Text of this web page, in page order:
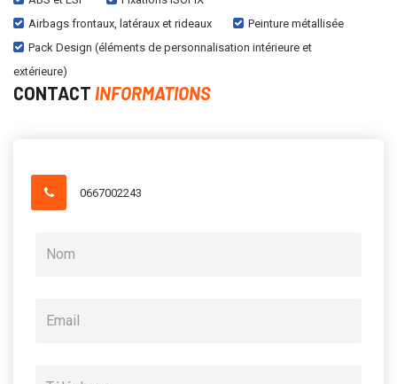
Airbags frontaux, latéraux et rideaux
Peinture métallisée
Pack Design (éléments de personnalisation intérieure et
extérieure)
CONTACT INFORMATIONS
0667002243